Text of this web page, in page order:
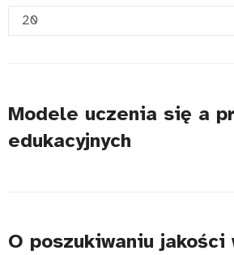
tytułu
Pokaż
Modele uczenia się a
edukacyjnych
O poszukiwaniu jakości